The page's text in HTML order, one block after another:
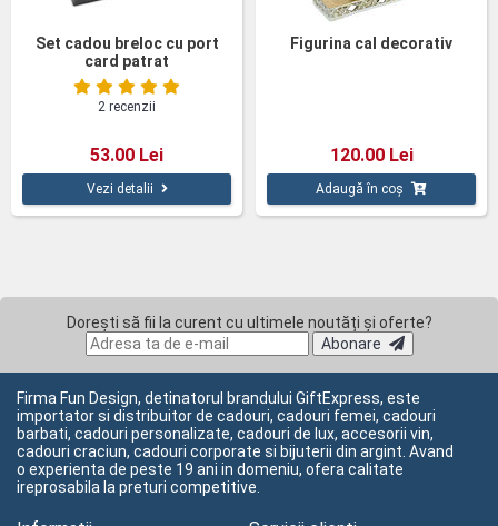
Set cadou breloc cu port
card patrat
2 recenzii
53.00 Lei
Vezi detalii
Figurina cal decorativ
120.00 Lei
Adaugă în coș
Dorești să fii la curent cu ultimele noutăți și oferte?
Abonare
Firma Fun Design, detinatorul brandului GiftExpress, este
importator si distribuitor de cadouri, cadouri femei, cadouri
barbati, cadouri personalizate, cadouri de lux, accesorii vin,
cadouri craciun, cadouri corporate si bijuterii din argint. Avand
o experienta de peste 19 ani in domeniu, ofera calitate
ireprosabila la preturi competitive.